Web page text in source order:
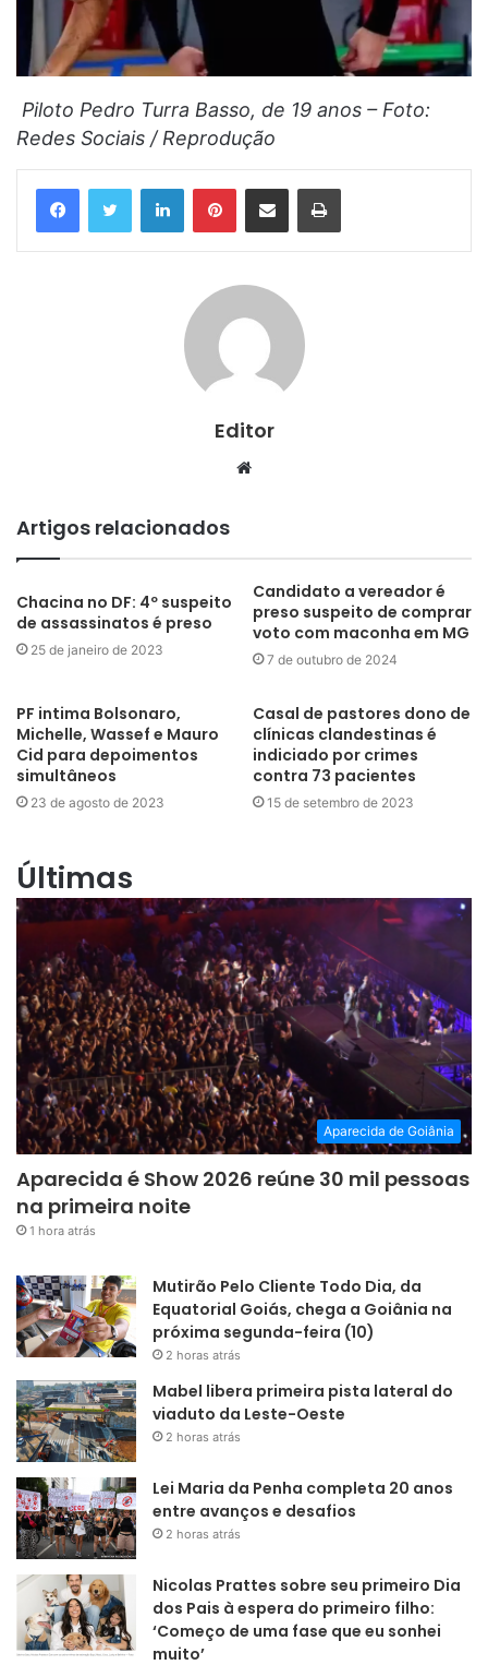
Piloto Pedro Turra Basso, de 19 anos – Foto:
Redes Sociais / Reprodução
LinkedinPinterestCompartilhar via e-mail Imprimir
Editor
Website
Artigos relacionados
Chacina no DF: 4º suspeito
de assassinatos é preso
25 de janeiro de 2023
Candidato a vereador é
preso suspeito de comprar
voto com maconha em MG
7 de outubro de 2024
PF intima Bolsonaro,
Michelle, Wassef e Mauro
Cid para depoimentos
simultâneos
23 de agosto de 2023
Casal de pastores dono de
clínicas clandestinas é
indiciado por crimes
contra 73 pacientes
15 de setembro de 2023
Últimas
Aparecida de Goiânia
Aparecida é Show 2026 reúne 30 mil pessoas
na primeira noite
1 hora atrás
Mutirão Pelo Cliente Todo Dia, da
Equatorial Goiás, chega a Goiânia na
próxima segunda-feira (10)
2 horas atrás
Mabel libera primeira pista lateral do
viaduto da Leste-Oeste
2 horas atrás
Lei Maria da Penha completa 20 anos
entre avanços e desafios
2 horas atrás
Nicolas Prattes sobre seu primeiro Dia
dos Pais à espera do primeiro filho:
‘Começo de uma fase que eu sonhei
muito’